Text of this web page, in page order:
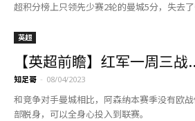
超积分榜上只领先少赛2轮的曼城5分，失去了
英超
【英超前瞻】红军一周三战
知足哥 - 08/04/2023
和竞争对手曼城相比，阿森纳本赛季没有欧
部脱身，可以全身心投入到联赛。